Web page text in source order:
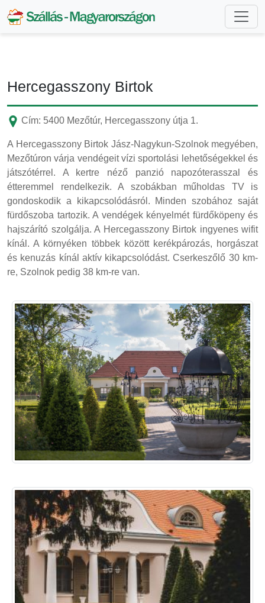
Hercegasszony Birtok
Cím: 5400 Mezőtúr, Hercegasszony útja 1.
A Hercegasszony Birtok Jász-Nagykun-Szolnok megyében,
Mezőtúron várja vendégeit vízi sportolási lehetőségekkel és
játszótérrel. A kertre néző panzió napozóterasszal és
étteremmel rendelkezik. A szobákban műholdas TV is
gondoskodik a kikapcsolódásról. Minden szobához saját
fürdőszoba tartozik. A vendégek kényelmét fürdőköpeny és
hajszárító szolgálja. A Hercegasszony Birtok ingyenes wifit
kínál. A környéken többek között kerékpározás, horgászat
és kenuzás kínál aktív kikapcsolódást. Cserkeszőlő 30 km-
re, Szolnok pedig 38 km-re van.